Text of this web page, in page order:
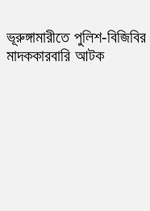
ভূরুঙ্গামারীতে পুলিশ-
মাদককারবারি আটক